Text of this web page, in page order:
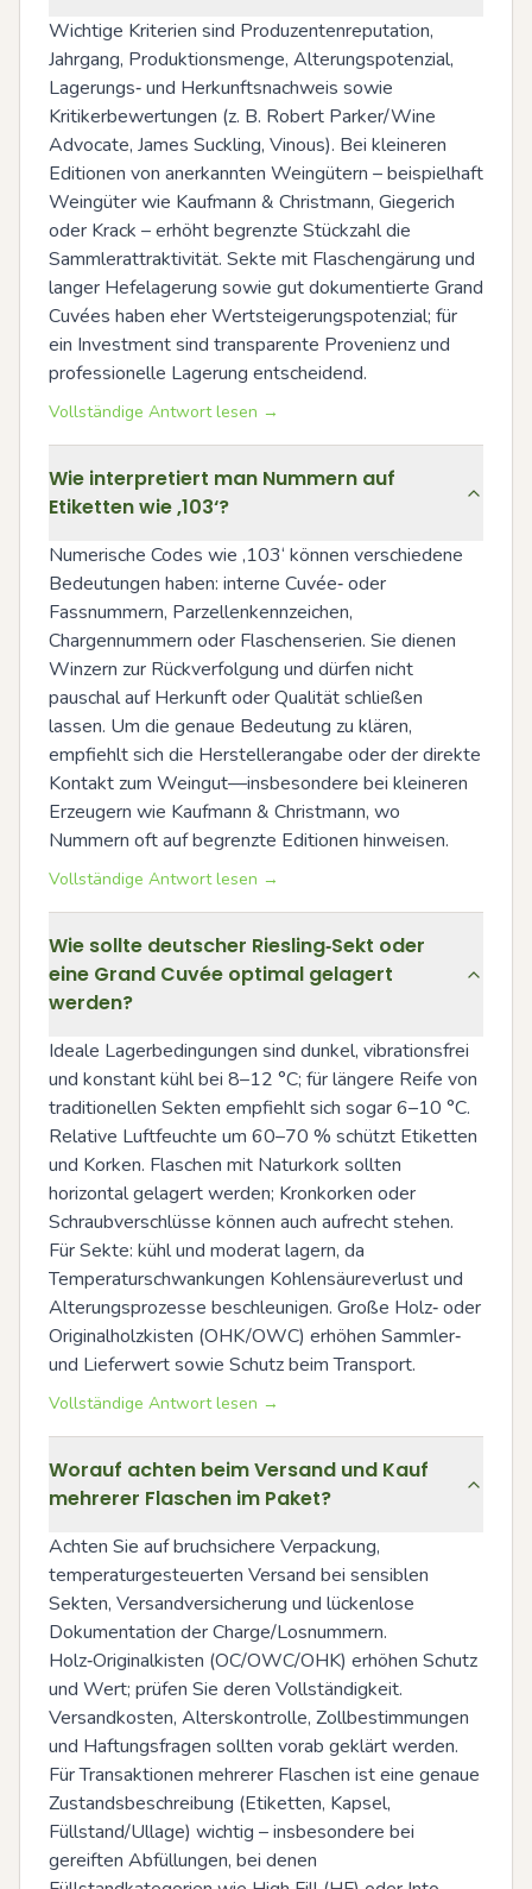
Wichtige Kriterien sind Produzentenreputation,
Jahrgang, Produktionsmenge, Alterungspotenzial,
Lagerungs‑ und Herkunftsnachweis sowie
Kritikerbewertungen (z. B. Robert Parker/Wine
Advocate, James Suckling, Vinous). Bei kleineren
Editionen von anerkannten Weingütern – beispielhaft
Weingüter wie Kaufmann & Christmann, Giegerich
oder Krack – erhöht begrenzte Stückzahl die
Sammlerattraktivität. Sekte mit Flaschengärung und
langer Hefelagerung sowie gut dokumentierte Grand
Cuvées haben eher Wertsteigerungspotenzial; für
ein Investment sind transparente Provenienz und
professionelle Lagerung entscheidend.
Vollständige Antwort lesen →
Wie interpretiert man Nummern auf
Etiketten wie ‚103‘?
Numerische Codes wie ‚103‘ können verschiedene
Bedeutungen haben: interne Cuvée‑ oder
Fassnummern, Parzellenkennzeichen,
Chargennummern oder Flaschenserien. Sie dienen
Winzern zur Rückverfolgung und dürfen nicht
pauschal auf Herkunft oder Qualität schließen
lassen. Um die genaue Bedeutung zu klären,
empfiehlt sich die Herstellerangabe oder der direkte
Kontakt zum Weingut—insbesondere bei kleineren
Erzeugern wie Kaufmann & Christmann, wo
Nummern oft auf begrenzte Editionen hinweisen.
Vollständige Antwort lesen →
Wie sollte deutscher Riesling‑Sekt oder
eine Grand Cuvée optimal gelagert
werden?
Ideale Lagerbedingungen sind dunkel, vibrationsfrei
und konstant kühl bei 8–12 °C; für längere Reife von
traditionellen Sekten empfiehlt sich sogar 6–10 °C.
Relative Luftfeuchte um 60–70 % schützt Etiketten
und Korken. Flaschen mit Naturkork sollten
horizontal gelagert werden; Kronkorken oder
Schraubverschlüsse können auch aufrecht stehen.
Für Sekte: kühl und moderat lagern, da
Temperaturschwankungen Kohlensäureverlust und
Alterungsprozesse beschleunigen. Große Holz‑ oder
Originalholzkisten (OHK/OWC) erhöhen Sammler‑
und Lieferwert sowie Schutz beim Transport.
Vollständige Antwort lesen →
Worauf achten beim Versand und Kauf
mehrerer Flaschen im Paket?
Achten Sie auf bruchsichere Verpackung,
temperaturgesteuerten Versand bei sensiblen
Sekten, Versandversicherung und lückenlose
Dokumentation der Charge/Losnummern.
Holz‑Originalkisten (OC/OWC/OHK) erhöhen Schutz
und Wert; prüfen Sie deren Vollständigkeit.
Versandkosten, Alterskontrolle, Zollbestimmungen
und Haftungsfragen sollten vorab geklärt werden.
Für Transaktionen mehrerer Flaschen ist eine genaue
Zustandsbeschreibung (Etiketten, Kapsel,
Füllstand/Ullage) wichtig – insbesondere bei
gereiften Abfüllungen, bei denen